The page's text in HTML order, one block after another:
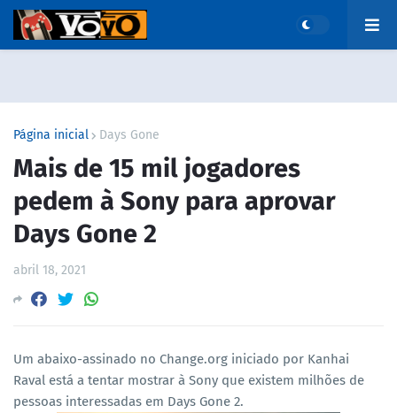
Página inicial Days Gone
Mais de 15 mil jogadores
pedem à Sony para aprovar
Days Gone 2
abril 18, 2021
Um abaixo-assinado no Change.org iniciado por Kanhai
Raval está a tentar mostrar à Sony que existem milhões de
pessoas interessadas em Days Gone 2.